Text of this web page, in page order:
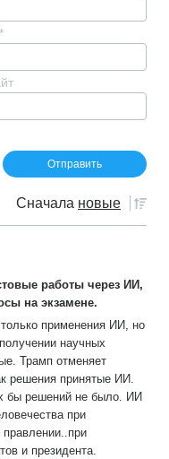
*
Сначала новые
работы через ИИ,
на экзамене.
применения ИИ, но
научных
Трамп отменяет
решения принятые ИИ.
бы решений не было. ИИ
при
правлении..при
и президента.